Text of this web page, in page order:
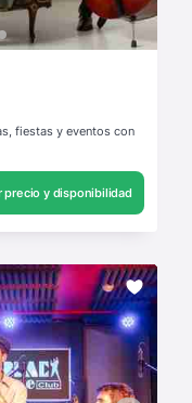
fiestas y eventos con
precio y disponibilidad